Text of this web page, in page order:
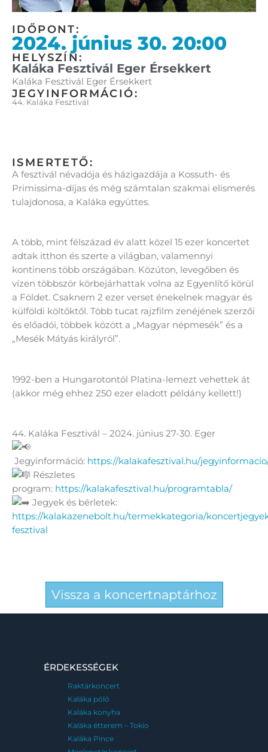
IDŐPONT:
2024. június 30. 20:00
HELYSZÍN:
Kaláka Fesztivál Eger Érsekkert
Kaláka Fesztivál Eger Érsekkert
JEGYINFORMÁCIÓ:
44. Kaláka Fesztivál
ISMERTETŐ:
A fesztivál névadója és házigazdája a Kossuth- és
Primissima-díjas és még számtalan szakmai elismerés
tulajdonosa, a Kaláka együttes.
A több, mint félszázad év alatt közel 15 ezer koncertet
adtak itthon és szerte a világban, valamennyi
kontinens több országában. Közúton, levegőben és
vízen többször körbejárhattak volna az Egyenlítő körül
a Földet. Csaknem 2 ezer verset énekelnek magyar és
külföldi költőktől. Több tucat rajzfilm zenéjének szerzői
és előadói, többek között a „Magyar népmesék” és a
„Mesék Mátyás királyról”.
1992-ben a Hungarotontól Platina-lemezt vehettek át
(akkor még ehhez 250 ezer eladott példány kellett!)
44. Kaláka Fesztivál – 2024. június 27-30. Eger
Jegyinformáció: https://kalakafesztival.hu/
Részletes
program: https://kalakafesztival.hu/programtabla/
Jegyek és bérletek:
https://kalakazenebolt.hu/termekkategoria/
fesztival
Vissza a koncertnaptárhoz
ÉRDEKESSÉGEK
Raktárkoncert
Kaláka póló
Kaláka konyha
Kaláka étterem – Tokio
Kaláka Pince